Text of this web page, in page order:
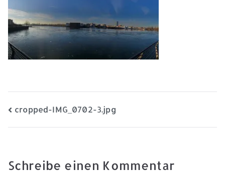
Beitragsnavigation
cropped-IMG_0702-3.jpg
Schreibe einen Kommentar